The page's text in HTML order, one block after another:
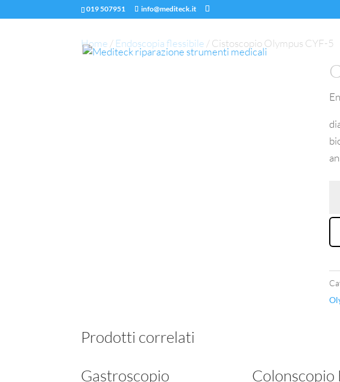
019 507951 info@mediteck.it
Home / Endoscopia flessibile / Cistoscopio Olympus CYF-5
Prodotti correlati
Gastroscopio
Colonscopio